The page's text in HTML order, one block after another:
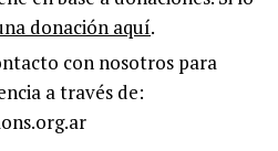
donación aquí.
con nosotros para
a través de: